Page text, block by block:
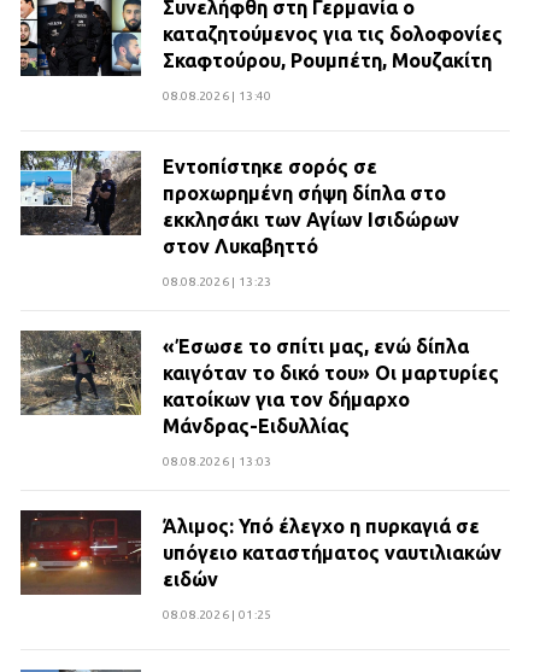
Συνελήφθη στη Γερμανία ο
καταζητούμενος για τις δολοφονίες
Σκαφτούρου, Ρουμπέτη, Μουζακίτη
08.08.2026 | 13:40
Εντοπίστηκε σορός σε
προχωρημένη σήψη δίπλα στο
εκκλησάκι των Αγίων Ισιδώρων
στον Λυκαβηττό
08.08.2026 | 13:23
«Έσωσε το σπίτι μας, ενώ δίπλα
καιγόταν το δικό του» Οι μαρτυρίες
κατοίκων για τον δήμαρχο
Μάνδρας-Ειδυλλίας
08.08.2026 | 13:03
Άλιμος: Υπό έλεγχο η πυρκαγιά σε
υπόγειο καταστήματος ναυτιλιακών
ειδών
08.08.2026 | 01:25